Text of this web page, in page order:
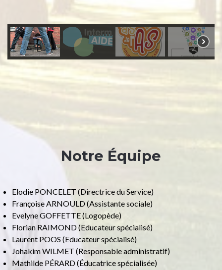
Notre Équipe
Elodie PONCELET (Directrice du Service)
Françoise ARNOULD (Assistante sociale)
Evelyne GOFFETTE (Logopède)
Florian RAIMOND (Educateur spécialisé)
Laurent POOS (Educateur spécialisé)
Johakim WILMET (Responsable administratif)
Mathilde PÉRARD (Éducatrice spécialisée)